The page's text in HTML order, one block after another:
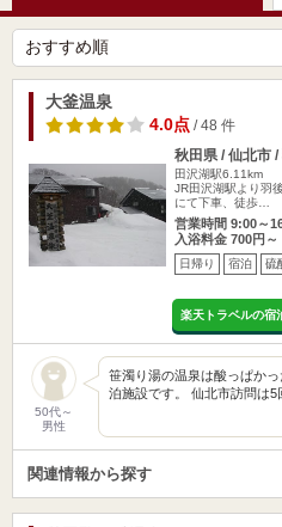
大釜温泉
4.0点/ 48 件
秋田県 / 仙北市
田沢湖駅6.11km
JR田沢湖駅より羽
にて下車、徒歩…
営業時間 9:00～
入浴料金 700円～
日帰り 宿泊 硫
楽天トラベルの宿
50代～
男性
笹濁り湯の温泉は酸っぱか
泊施設です。 仙北市訪問は
関連情報から探す